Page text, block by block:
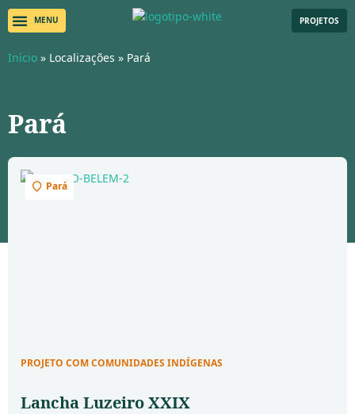
PROJETOS
Início » Localizações » Pará
Pará
Pará
PROJETO COM COMUNIDADES INDÍGENAS
Lancha Luzeiro XXIX